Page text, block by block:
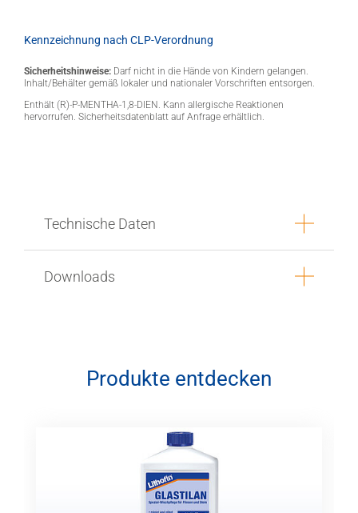
Kennzeichnung nach CLP-Verordnung
Sicherheitshinweise: Darf nicht in die Hände von Kindern gelangen.
Inhalt/Behälter gemäß lokaler und nationaler Vorschriften entsorgen.
Enthält (R)-P-MENTHA-1,8-DIEN. Kann allergische Reaktionen
hervorrufen. Sicherheitsdatenblatt auf Anfrage erhältlich.
Technische Daten
Downloads
Produkte entdecken